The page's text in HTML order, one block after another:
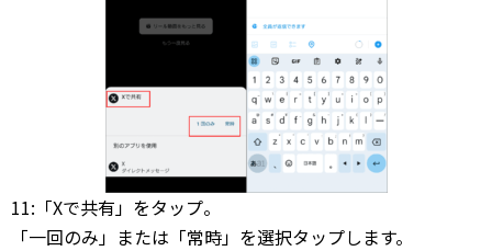
11:「Xで共有」をタップ。
「一回のみ」または「常時」を選択タップします。